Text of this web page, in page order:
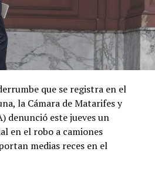
que se registra en el
la Cámara de Matarifes y
denunció este jueves un
en el robo a camiones
medias reces en el